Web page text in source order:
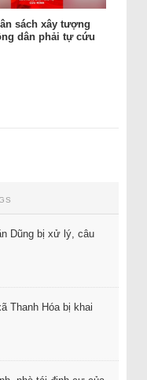
sách xây tượng
dân phải tự cứu
Dũng bị xử lý, câu
Thanh Hóa bị khai